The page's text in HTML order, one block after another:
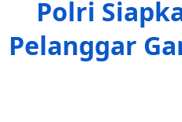
Polri
Pelanggar